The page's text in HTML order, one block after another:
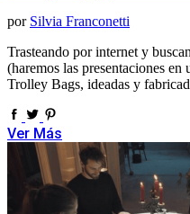
por Silvia Franconetti
Trasteando por internet y
(haremos las presentaciones en
Trolley Bags, ideadas y
Ver Más